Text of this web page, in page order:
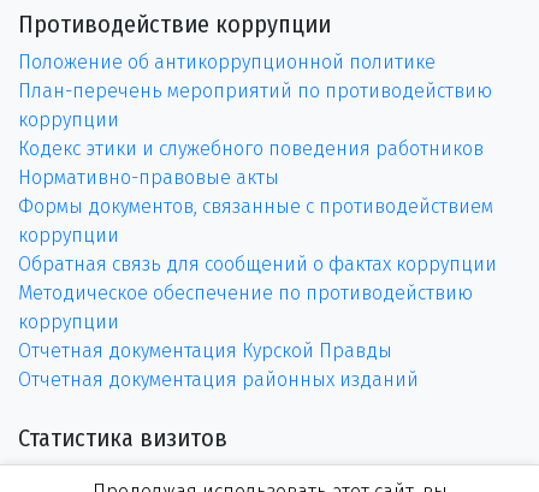
Противодействие коррупции
Положение об антикоррупционной политике
План-перечень мероприятий по противодействию
коррупции
Кодекс этики и служебного поведения работников
Нормативно-правовые акты
Формы документов, связанные с противодействием
коррупции
Обратная связь для сообщений о фактах коррупции
Методическое обеспечение по противодействию
коррупции
Отчетная документация Курской Правды
Отчетная документация районных изданий
Статистика визитов